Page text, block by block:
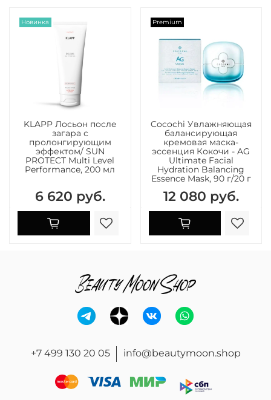
Новинка
KLAPP Лосьон после
загара с
пролонгирующим
эффектом/ SUN
PROTECT Multi Level
Performance, 200 мл
6 620 руб.
Premium
Cocochi Увлажняющая
балансирующая
кремовая маска-
эссенция Кокочи - AG
Ultimate Facial
Hydration Balancing
Essence Mask, 90 г/20 г
12 080 руб.
+7 499 130 20 05 info@beautymoon.shop